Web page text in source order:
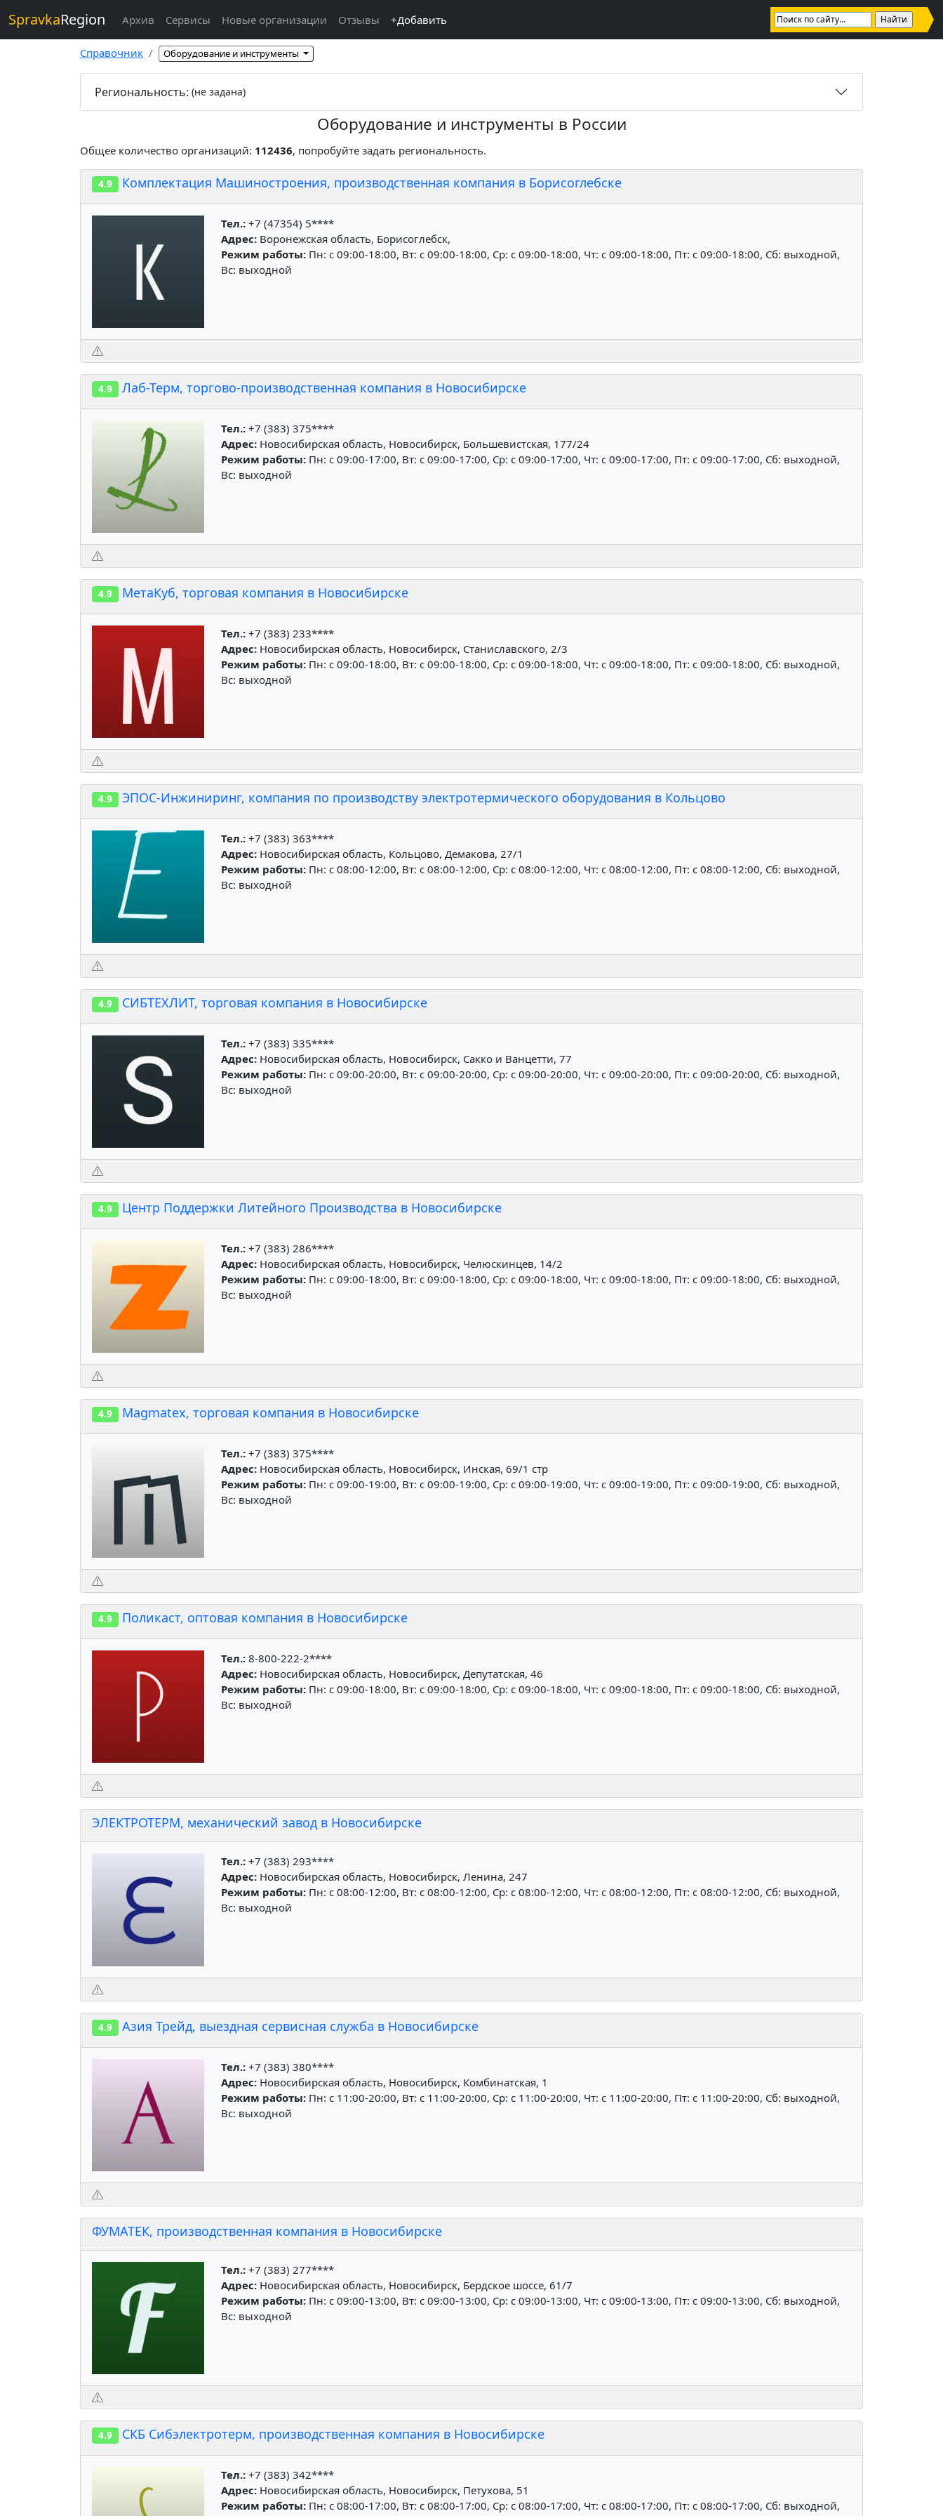
SpravkaRegion Архив Сервисы Новые организации Отзывы +Добавить
Справочник Оборудование и инструменты
Региональность: (не задана)
Оборудование и инструменты в России
Общее количество организаций: 112436, попробуйте задать региональность.
4.9 Комплектация Машиностроения, производственная компания в Борисоглебске
Тел.: +7 (47354) 5****
Адрес: Воронежская область, Борисоглебск,
Режим работы: Пн: c 09:00-18:00, Вт: c 09:00-18:00, Ср: c 09:00-18:00, Чт: c 09:00-18:00, Пт: c 09:00-18:00, Сб: выходной,
Вс: выходной
4.9 Лаб-Терм, торгово-производственная компания в Новосибирске
Тел.: +7 (383) 375****
Адрес: Новосибирская область, Новосибирск, Большевистская, 177/24
Режим работы: Пн: c 09:00-17:00, Вт: c 09:00-17:00, Ср: c 09:00-17:00, Чт: c 09:00-17:00, Пт: c 09:00-17:00, Сб: выходной,
Вс: выходной
4.9 МетаКуб, торговая компания в Новосибирске
Тел.: +7 (383) 233****
Адрес: Новосибирская область, Новосибирск, Станиславского, 2/3
Режим работы: Пн: c 09:00-18:00, Вт: c 09:00-18:00, Ср: c 09:00-18:00, Чт: c 09:00-18:00, Пт: c 09:00-18:00, Сб: выходной,
Вс: выходной
4.9 ЭПОС-Инжиниринг, компания по производству электротермического оборудования в Кольцово
Тел.: +7 (383) 363****
Адрес: Новосибирская область, Кольцово, Демакова, 27/1
Режим работы: Пн: c 08:00-12:00, Вт: c 08:00-12:00, Ср: c 08:00-12:00, Чт: c 08:00-12:00, Пт: c 08:00-12:00, Сб: выходной,
Вс: выходной
4.9 СИБТЕХЛИТ, торговая компания в Новосибирске
Тел.: +7 (383) 335****
Адрес: Новосибирская область, Новосибирск, Сакко и Ванцетти, 77
Режим работы: Пн: c 09:00-20:00, Вт: c 09:00-20:00, Ср: c 09:00-20:00, Чт: c 09:00-20:00, Пт: c 09:00-20:00, Сб: выходной,
Вс: выходной
4.9 Центр Поддержки Литейного Производства в Новосибирске
Тел.: +7 (383) 286****
Адрес: Новосибирская область, Новосибирск, Челюскинцев, 14/2
Режим работы: Пн: c 09:00-18:00, Вт: c 09:00-18:00, Ср: c 09:00-18:00, Чт: c 09:00-18:00, Пт: c 09:00-18:00, Сб: выходной,
Вс: выходной
4.9 Magmatex, торговая компания в Новосибирске
Тел.: +7 (383) 375****
Адрес: Новосибирская область, Новосибирск, Инская, 69/1 стр
Режим работы: Пн: c 09:00-19:00, Вт: c 09:00-19:00, Ср: c 09:00-19:00, Чт: c 09:00-19:00, Пт: c 09:00-19:00, Сб: выходной,
Вс: выходной
4.9 Поликаст, оптовая компания в Новосибирске
Тел.: 8-800-222-2****
Адрес: Новосибирская область, Новосибирск, Депутатская, 46
Режим работы: Пн: c 09:00-18:00, Вт: c 09:00-18:00, Ср: c 09:00-18:00, Чт: c 09:00-18:00, Пт: c 09:00-18:00, Сб: выходной,
Вс: выходной
ЭЛЕКТРОТЕРМ, механический завод в Новосибирске
Тел.: +7 (383) 293****
Адрес: Новосибирская область, Новосибирск, Ленина, 247
Режим работы: Пн: c 08:00-12:00, Вт: c 08:00-12:00, Ср: c 08:00-12:00, Чт: c 08:00-12:00, Пт: c 08:00-12:00, Сб: выходной,
Вс: выходной
4.9 Азия Трейд, выездная сервисная служба в Новосибирске
Тел.: +7 (383) 380****
Адрес: Новосибирская область, Новосибирск, Комбинатская, 1
Режим работы: Пн: c 11:00-20:00, Вт: c 11:00-20:00, Ср: c 11:00-20:00, Чт: c 11:00-20:00, Пт: c 11:00-20:00, Сб: выходной,
Вс: выходной
ФУМАТЕК, производственная компания в Новосибирске
Тел.: +7 (383) 277****
Адрес: Новосибирская область, Новосибирск, Бердское шоссе, 61/7
Режим работы: Пн: c 09:00-13:00, Вт: c 09:00-13:00, Ср: c 09:00-13:00, Чт: c 09:00-13:00, Пт: c 09:00-13:00, Сб: выходной,
Вс: выходной
4.9 СКБ Сибэлектротерм, производственная компания в Новосибирске
Тел.: +7 (383) 342****
Адрес: Новосибирская область, Новосибирск, Петухова, 51
Режим работы: Пн: c 08:00-17:00, Вт: c 08:00-17:00, Ср: c 08:00-17:00, Чт: c 08:00-17:00, Пт: c 08:00-17:00, Сб: выходной,